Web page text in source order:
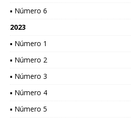
▪ Número 6
2023
▪ Número 1
▪ Número 2
▪ Número 3
▪ Número 4
▪ Número 5